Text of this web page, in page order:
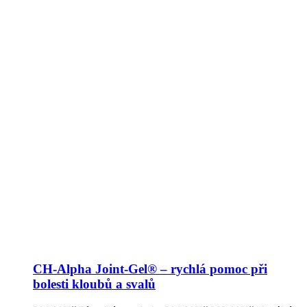
CH-Alpha Joint-Gel® – rychlá pomoc při
bolesti kloubů a svalů